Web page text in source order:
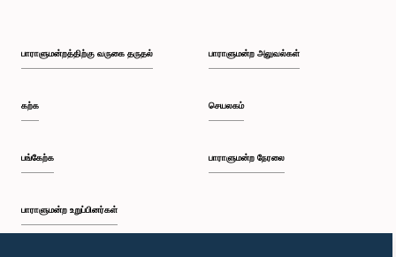
பாராளுமன்றத்திற்கு வருகை தருதல்
கற்க
பங்கேற்க
பாராளுமன்ற உறுப்பினர்கள்
பாராளுமன்ற அலுவல்கள்
செயலகம்
பாராளுமன்ற நேரலை